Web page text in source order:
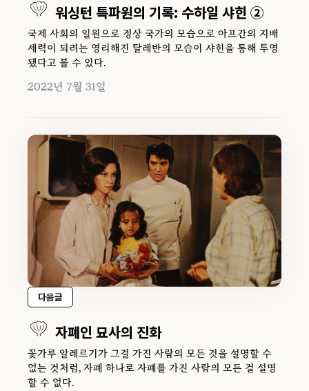
워싱턴 특파원의 기록: 수하일 샤힌 ②
국제 사회의 일원으로 정상 국가의 모습으로 아프간의 지배
세력이 되려는 영리해진 탈레반의 모습이 샤힌을 통해 투영
됐다고 볼 수 있다.
2022년 7월 31일
다음글
자폐인 묘사의 진화
꽃가루 알레르기가 그걸 가진 사람의 모든 것을 설명할 수
없는 것처럼, 자폐 하나로 자폐를 가진 사람의 모든 걸 설명
할 수 없다.